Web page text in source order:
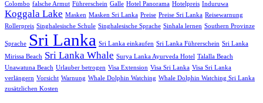
Colombo falsche Armut Führerschein Galle Hotel Panorama Hotelpreis Induruwa
Koggala Lake Masken Masken Sri Lanka Preise Preise Sri Lanka Reisewarnung
Rollerpreis Singhalesische Schule Singhalesische Sprache Sinhala lernen Southern Provinze
Sprache Sri Lanka Sri Lanka einkaufen Sri Lanka Führerschein Sri Lanka
Mirissa Beach Sri Lanka Whale Surya Lanka Ayurveda Hotel Talalla Beach
Unawatuna Beach Urlauber betrogen Visa Extension Visa Sri Lanka Visa Sri Lanka
verlängern Vorsicht Warnung Whale Dolphin Watching Whale Dolphin Watching Sri Lanka
zusätzlichen Kosten